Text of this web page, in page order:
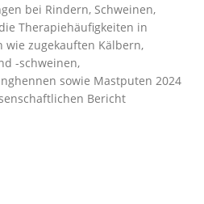
bei Rindern, Schweinen,
Therapiehäufigkeiten in
zugekauften Kälbern,
-schweinen,
sowie Mastputen 2024
Bericht